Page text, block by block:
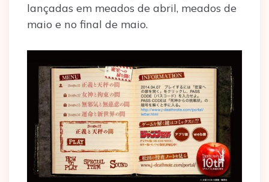
lançadas em meados de abril, meados de
maio e no final de maio.